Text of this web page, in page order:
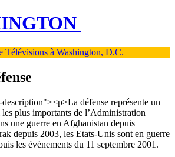
Télévisions à Washington, D.C.
défense représente un
plus importants de l’Administration
une guerre en Afghanistan depuis
depuis 2003, les Etats-Unis sont en guerre
les évènements du 11 septembre 2001.